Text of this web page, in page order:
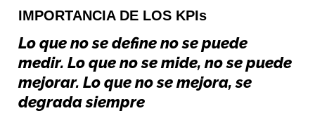
IMPORTANCIA DE LOS KPIs
Lo que no se define no se puede
medir. Lo que no se mide, no se puede
mejorar. Lo que no se mejora, se
degrada siempre